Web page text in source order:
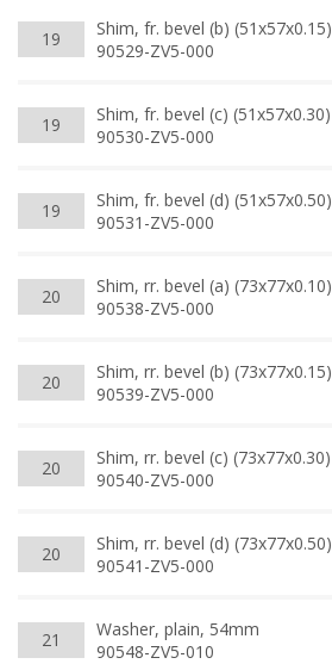
19
Shim, fr. bevel (b) (51x57x0.15)
90529-ZV5-000
19
Shim, fr. bevel (c) (51x57x0.30)
90530-ZV5-000
19
Shim, fr. bevel (d) (51x57x0.50)
90531-ZV5-000
20
Shim, rr. bevel (a) (73x77x0.10)
90538-ZV5-000
20
Shim, rr. bevel (b) (73x77x0.15)
90539-ZV5-000
20
Shim, rr. bevel (c) (73x77x0.30)
90540-ZV5-000
20
Shim, rr. bevel (d) (73x77x0.50)
90541-ZV5-000
21
Washer, plain, 54mm
90548-ZV5-010